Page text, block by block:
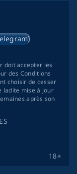
18+
doit accepter les
des Conditions
choisir de cesser
ladite mise à jour
après son